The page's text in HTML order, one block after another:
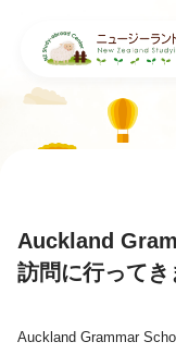
Auckland
訪問に行ってき
Auckland Grammar